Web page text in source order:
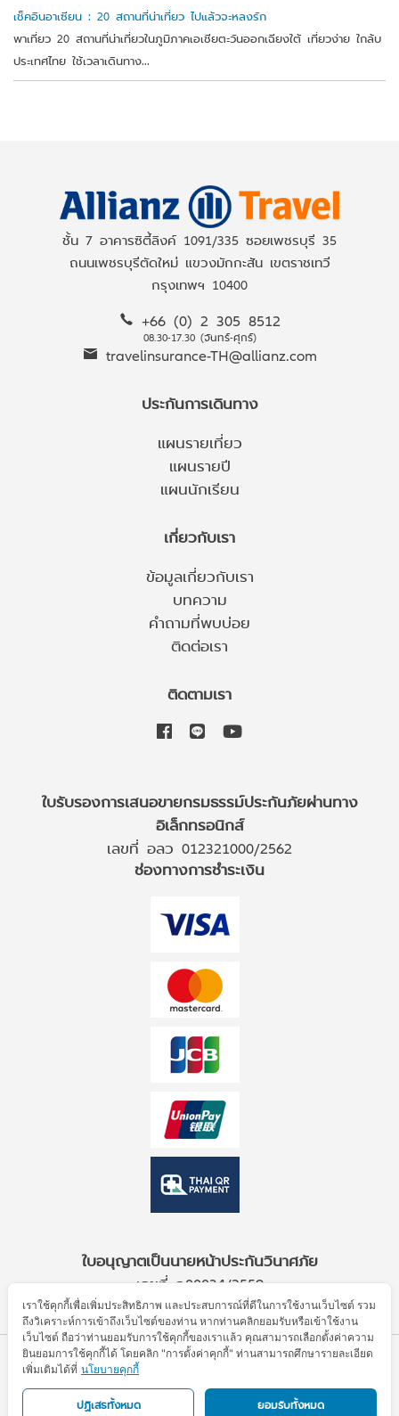
เช็คอินอาเซียน : 20 สถานที่น่าเที่ยว ไปแล้วจะหลงรัก
พาเที่ยว 20 สถานที่น่าเที่ยวในภูมิภาคเอเชียตะวันออกเฉียงใต้ เที่ยวง่าย ใกล้บ
ประเทศไทย ใช้เวลาเดินทาง...
ชั้น 7 อาคารซิตี้ลิงค์ 1091/335 ซอยเพชรบุรี 35
ถนนเพชรบุรีตัดใหม่ แขวงมักกะสัน เขตราชเทวี
กรุงเทพฯ 10400
+66 (0) 2 305 8512
08.30-17.30 (จันทร์-ศุกร์)
travelinsurance-TH@allianz.com
ประกันการเดินทาง
แผนรายเที่ยว
แผนรายปี
แผนนักเรียน
เกี่ยวกับเรา
ข้อมูลเกี่ยวกับเรา
บทความ
คำถามที่พบบ่อย
ติดต่อเรา
ติดตามเรา
ใบรับรองการเสนอขายกรมธรรม์ประกันภัยผ่านทาง
อิเล็กทรอนิกส์
เลขที่ อลว 012321000/2562
ช่องทางการชำระเงิน
ใบอนุญาตเป็นนายหน้าประกันวินาศภัย
เลขที่ ว00034/2559
© Allianz Partners 2026. All Rights Reserved.
ข้อตกลงการใช้งาน ประกาศความเป็นส่วนตัว
แผนผังเว็บไซต์
เราใช้คุกกี้เพื่อเพิ่มประสิทธิภาพ และประสบการณ์ที่ดีในการใช้งานเว็บไซต์ รวม
ถึงวิเคราะห์การเข้าถึงเว็บไซต์ของท่าน หากท่านคลิกยอมรับหรือเข้าใช้งาน
เว็บไซต์ ถือว่าท่านยอมรับการใช้คุกกี้ของเราแล้ว คุณสามารถเลือกตั้งค่าความ
ยินยอมการใช้คุกกี้ได้ โดยคลิก "การตั้งค่าคุกกี้" ท่านสามารถศึกษารายละเอียด
เพิ่มเติมได้ที่ นโยบายคุกกี้
ปฏิเสธทั้งหมด ยอมรับทั้งหมด